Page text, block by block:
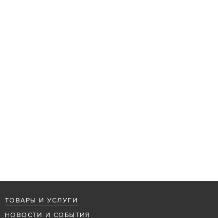
ТОВАРЫ И УСЛУГИ
НОВОСТИ И СОБЫТИЯ